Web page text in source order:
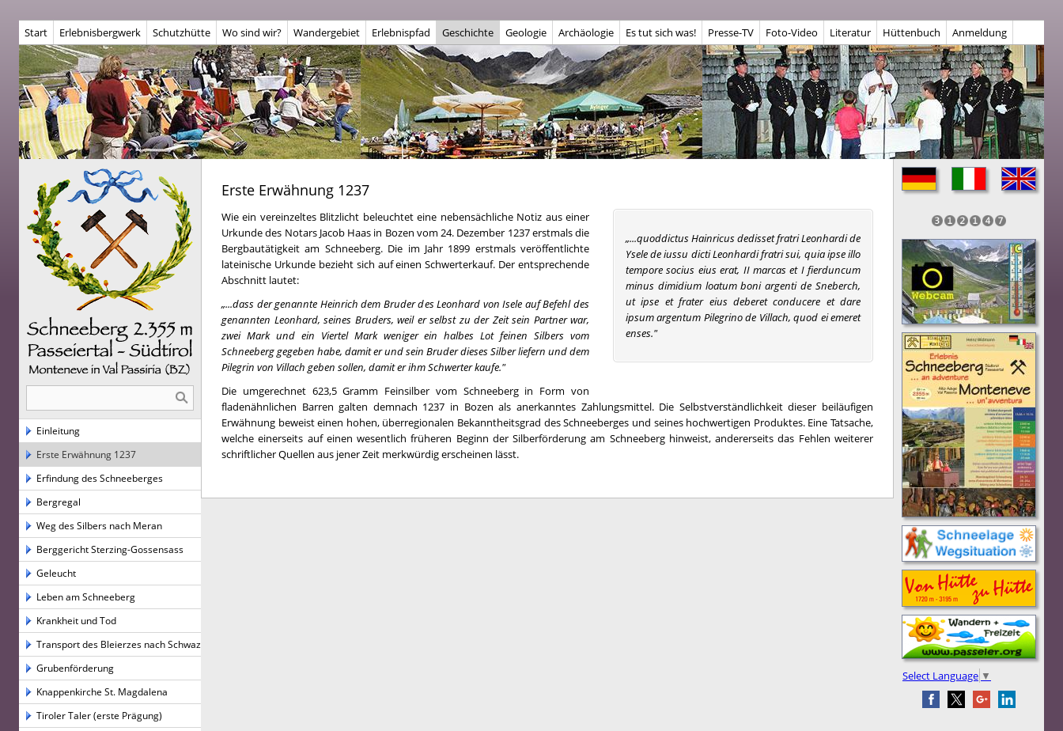
Start Erlebnisbergwerk Schutzhütte Wo sind wir? Wandergebiet Erlebnispfad Geschichte Geologie Archäologie Es tut sich was! Presse-TV Foto-Video Literatur Hüttenbuch Anmeldung
Einleitung
Erste Erwähnung 1237
Erfindung des Schneeberges
Bergregal
Weg des Silbers nach Meran
Berggericht Sterzing-Gossensass
Geleucht
Leben am Schneeberg
Krankheit und Tod
Transport des Bleierzes nach Schwaz
Grubenförderung
Knappenkirche St. Magdalena
Tiroler Taler (erste Prägung)
Erste Erwähnung 1237
„...quoddictus Hainricus dedisset fratri Leonhardi de
Ysele de iussu dicti Leonhardi fratri sui, quia ipse illo
tempore socius eius erat, II marcas et I fierduncum
minus dimidium loatum boni argenti de Sneberch,
ut ipse et frater eius deberet conducere et dare
ipsum argentum Pilegrino de Villach, quod ei emeret
enses."
Wie ein vereinzeltes Blitzlicht beleuchtet eine nebensächliche Notiz aus einer
Urkunde des Notars Jacob Haas in Bozen vom 24. Dezember 1237 erstmals die
Bergbautätigkeit am Schneeberg. Die im Jahr 1899 erstmals veröffentlichte
lateinische Urkunde bezieht sich auf einen Schwerterkauf. Der entsprechende
Abschnitt lautet:
„...dass der genannte Heinrich dem Bruder des Leonhard von Isele auf Befehl des
genannten Leonhard, seines Bruders, weil er selbst zu der Zeit sein Partner war,
zwei Mark und ein Viertel Mark weniger ein halbes Lot feinen Silbers vom
Schneeberg gegeben habe, damit er und sein Bruder dieses Silber liefern und dem
Pilegrin von Villach geben sollen, damit er ihm Schwerter kaufe."
Die umgerechnet 623,5 Gramm Feinsilber vom Schneeberg in Form von
fladenähnlichen Barren galten demnach 1237 in Bozen als anerkanntes Zahlungsmittel. Die Selbstverständlichkeit dieser beiläufigen
Erwähnung beweist einen hohen, überregionalen Bekanntheitsgrad des Schneeberges und seines hochwertigen Produktes. Eine Tatsache,
welche einerseits auf einen wesentlich früheren Beginn der Silberförderung am Schneeberg hinweist, andererseits das Fehlen weiterer
schriftlicher Quellen aus jener Zeit merkwürdig erscheinen lässt.
Select Language ▼